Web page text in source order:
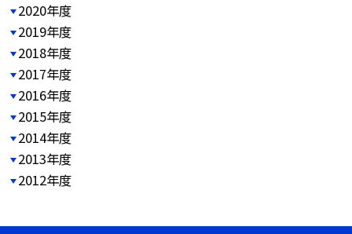
2020年度
2019年度
2018年度
2017年度
2016年度
2015年度
2014年度
2013年度
2012年度